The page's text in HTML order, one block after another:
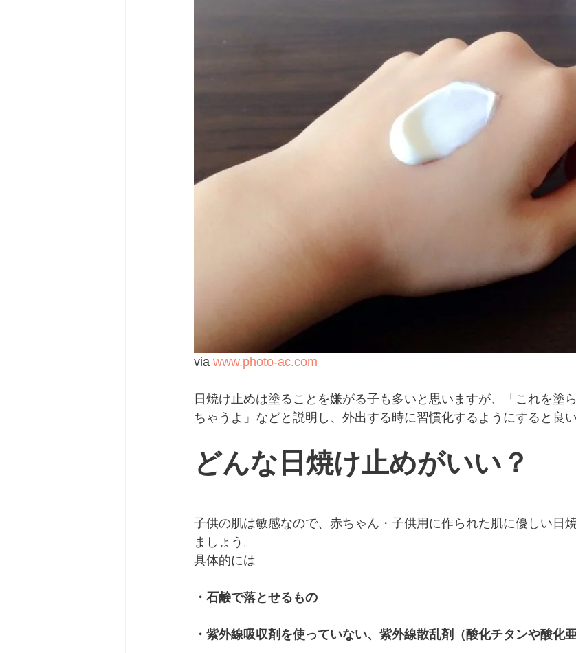
via www.photo-ac.com
日焼け止めは塗ることを嫌がる子も多いと思いますが、「これを塗
ちゃうよ」などと説明し、外出する時に習慣化するようにすると良い
どんな日焼け止めがいい？
子供の肌は敏感なので、赤ちゃん・子供用に作られた肌に優しい日
ましょう。
具体的には
・石鹸で落とせるもの
・紫外線吸収剤を使っていない、紫外線散乱剤（酸化チタンや酸化